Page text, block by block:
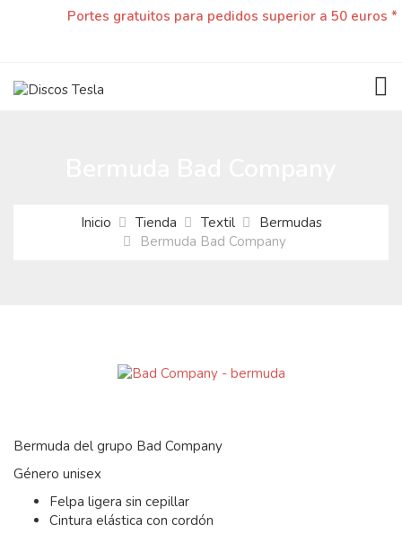
Portes gratuitos para pedidos superior a 50 euros *
Inicio Tienda Textil
Bermudas
Bermuda Bad Company
Bermuda del grupo Bad Company
Género unisex
Felpa ligera sin cepillar
Cintura elástica con cordón